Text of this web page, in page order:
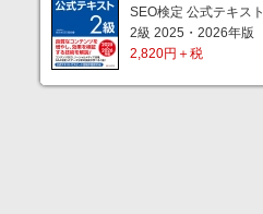
SEO検定 公式テキスト
2級 2025・2026年版
2,820円＋税